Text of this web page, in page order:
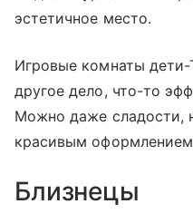
эстетичное место.
Игровые комнаты
другое дело, что-то
Можно даже сладости,
красивым
Близнецы